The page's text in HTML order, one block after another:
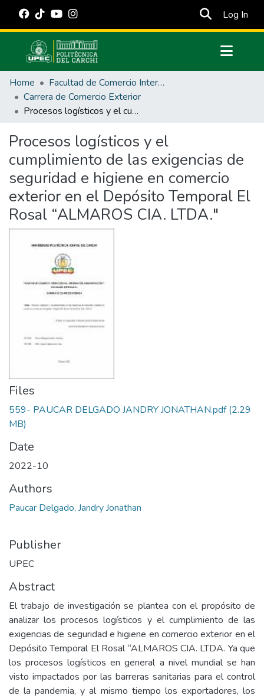
Log In
Communities & Collections
All of DSpace
Statistics
Estadísticas Externas
Manuales
Home
Facultad de Comercio Internacional, Integración, Administración y Economía Empresarial
Carrera de Comercio Exterior
Procesos logísticos y el cumplimiento de las exigencias de seguridad e higiene en comercio exterior en el Depósito Temporal El Rosal “ALMAROS CIA. LTDA."
Procesos logísticos y el
cumplimiento de las exigencias de
seguridad e higiene en comercio
exterior en el Depósito Temporal El
Rosal “ALMAROS CIA. LTDA."
Files
559- PAUCAR DELGADO JANDRY JONATHAN.pdf(2.29
MB)
Date
2022-10
Authors
Paucar Delgado, Jandry Jonathan
Publisher
UPEC
Abstract
El trabajo de investigación se plantea con el propósito de
analizar los procesos logísticos y el cumplimiento de las
exigencias de seguridad e higiene en comercio exterior en el
Depósito Temporal El Rosal “ALMAROS CIA. LTDA. Ya que
los procesos logísticos en general a nivel mundial se han
visto impactados por las barreras sanitarias para el control
de la pandemia, y al mismo tiempo los exportadores, los